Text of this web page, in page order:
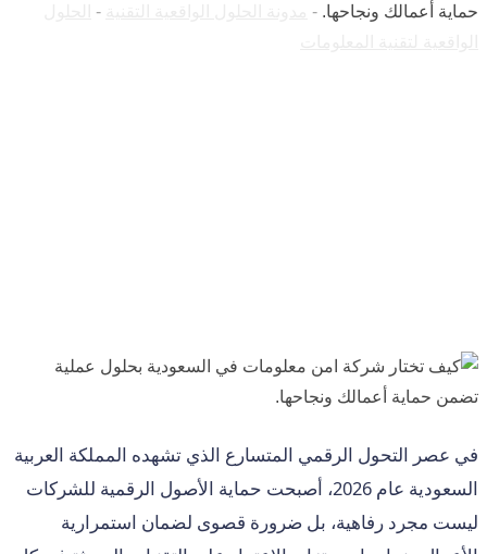
حماية أعمالك ونجاحها. -
-
في عصر التحول الرقمي المتسارع الذي تشهده المملكة العربية
السعودية عام 2026، أصبحت حماية الأصول الرقمية للشركات
ليست مجرد رفاهية، بل ضرورة قصوى لضمان استمرارية